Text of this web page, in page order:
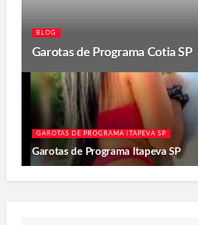
BLOG
Garotas de Programa Cotia SP
GAROTAS DE PROGRAMA ITAPEVA SP
Garotas de Programa Itapeva SP